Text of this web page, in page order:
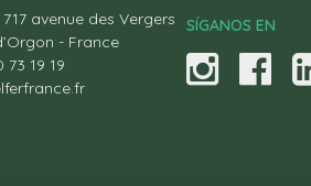
avenue des Vergers
- France
73 19 19
SÍGANOS EN